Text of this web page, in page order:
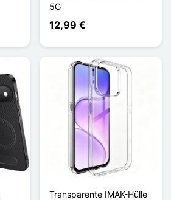
5G
12,99 €
Transparente IMAK-Hülle